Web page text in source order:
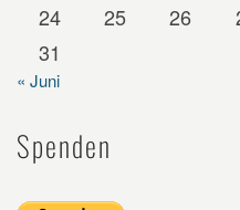
24
25 26
31
« Juni
Spenden